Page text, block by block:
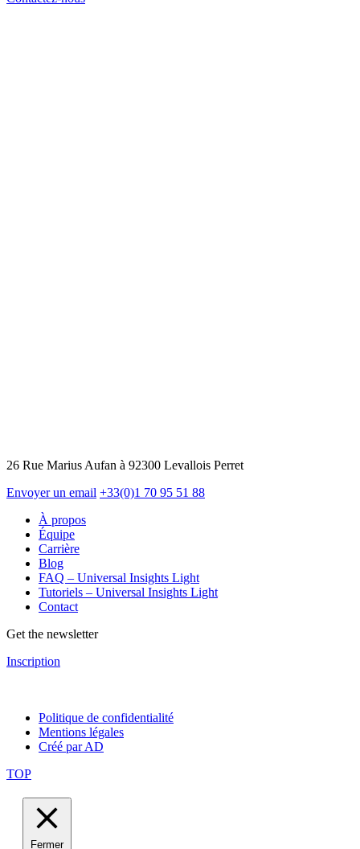
26 Rue Marius Aufan à 92300 Levallois Perret
Envoyer un email +33(0)1 70 95 51 88
À propos
Équipe
Carrière
Blog
FAQ – Universal Insights Light
Tutoriels – Universal Insights Light
Contact
Get the newsletter
Inscription
Politique de confidentialité
Mentions légales
Créé par AD
TOP
Fermer